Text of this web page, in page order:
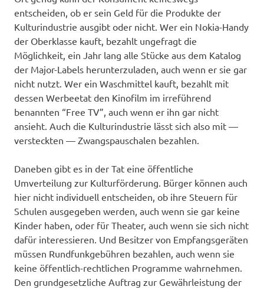
entscheiden, ob er sein Geld für die Produkte der
Kulturindustrie ausgibt oder nicht. Wer ein Nokia-Handy
der Oberklasse kauft, bezahlt ungefragt die
Möglichkeit, ein Jahr lang alle Stücke aus dem Katalog
der Major-Labels herunterzuladen, auch wenn er sie gar
nicht nutzt. Wer ein Waschmittel kauft, bezahlt mit
dessen Werbeetat den Kinofilm im irreführend
benannten “Free TV”, auch wenn er ihn gar nicht
ansieht. Auch die Kulturindustrie lässt sich also mit —
versteckten — Zwangspauschalen bezahlen.
Daneben gibt es in der Tat eine öffentliche
Umverteilung zur Kulturförderung. Bürger können auch
hier nicht individuell entscheiden, ob ihre Steuern für
Schulen ausgegeben werden, auch wenn sie gar keine
Kinder haben, oder für Theater, auch wenn sie sich nicht
dafür interessieren. Und Besitzer von Empfangsgeräten
müssen Rundfunkgebühren bezahlen, auch wenn sie
keine öffentlich-rechtlichen Programme wahrnehmen.
Den grundgesetzliche Auftrag zur Gewährleistung der